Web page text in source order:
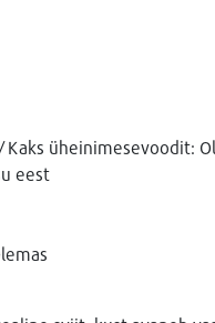
Kaks üheinimesevoodit:
eest